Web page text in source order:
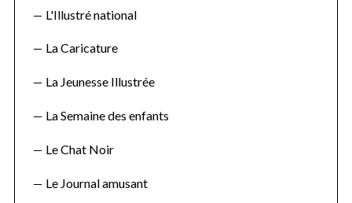
L'Illustré national
La Caricature
La Jeunesse Illustrée
La Semaine des enfants
Le Chat Noir
Le Journal amusant